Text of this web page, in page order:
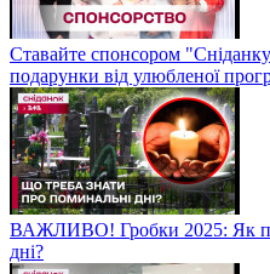
Ставайте спонсором
подарунки від улюбленої
ВАЖЛИВО! Гробки 2025: Як
дні?